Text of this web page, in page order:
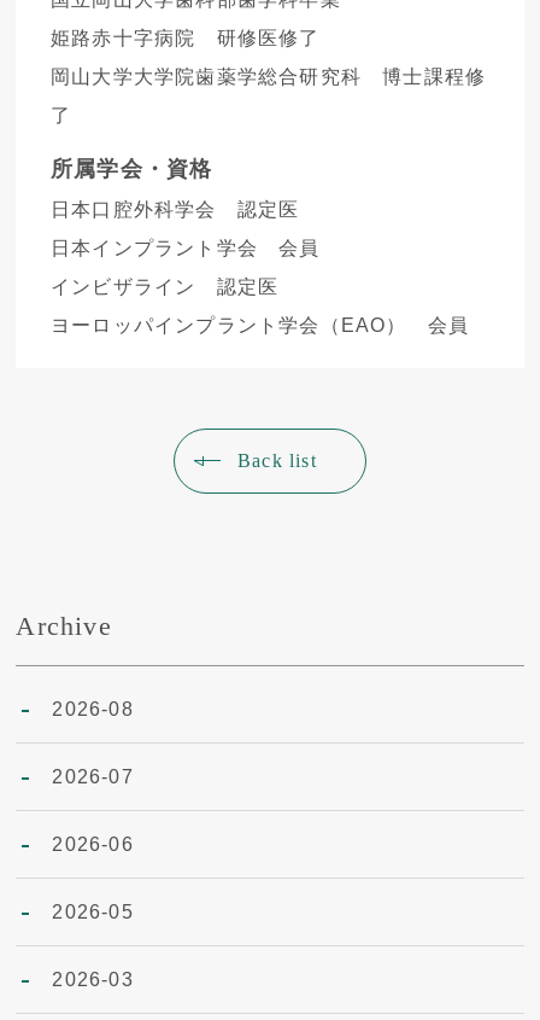
姫路赤十字病院 研修医修了
岡山大学大学院歯薬学総合研究科 博士課程修
了
所属学会・資格
日本口腔外科学会 認定医
日本インプラント学会 会員
インビザライン 認定医
ヨーロッパインプラント学会（EAO） 会員
Back list
Archive
2026-08
2026-07
2026-06
2026-05
2026-03